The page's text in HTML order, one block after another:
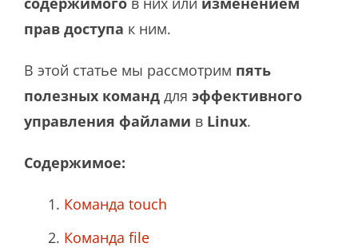
прав доступа к ним.
В этой статье мы рассмотрим пять
полезных команд для эффективного
управления файлами в Linux.
Содержимое:
Команда touch
Команда file